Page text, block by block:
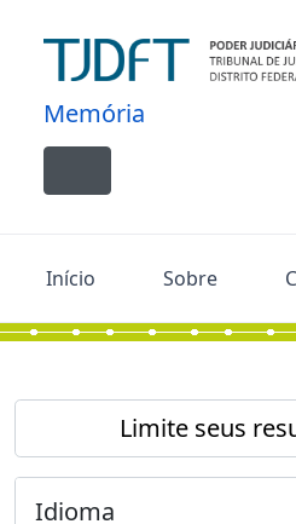
Memória
Toggle navigation
Início Sobre
Limite seus
Idioma